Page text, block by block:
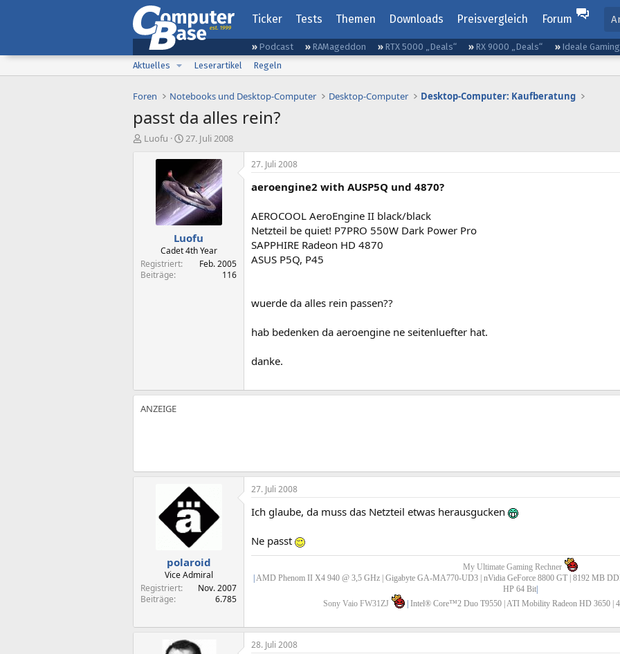
Ticker Tests Themen Downloads Preisvergleich Forum
Podcast RAMageddon RTX 5000 „Deals“ RX 9000 „Deals“ Ideale
Aktuelles
Leserartikel Regeln
Foren Notebooks und Desktop-Computer Desktop-Computer Desktop-Computer: Kaufberatung
passt da alles rein?
ELuofu
E
s
t
e
l
l
t
a
m
27. Juli 2008
Luofu
Cadet 4th Year
Registriert
Feb. 2005
Beiträge
116
27. Juli 2008
aeroengine2 with AUSP5Q und 4870?
AEROCOOL AeroEngine II black/black
Netzteil be quiet! P7PRO 550W Dark Power Pro
SAPPHIRE Radeon HD 4870
ASUS P5Q, P45
wuerde da alles rein passen??
hab bedenken da aeroengine ne seitenluefter hat.
danke.
polaroid
Vice Admiral
Registriert
Nov. 2007
Beiträge
6.785
27. Juli 2008
Ich glaube, da muss das Netzteil etwas herausgucken
Ne passt
My Ultimate Gaming Rechner
| AMD Phenom II X4 940 @ 3,5 GHz | Gigabyte GA-MA770-UD3 | nVidia GeForce 8800 GT | 8192 MB
HP 64 Bit|
Sony Vaio FW31ZJ
|Intel® Core™2 Duo T9550 | ATI Mobility Radeon HD 3650 |
28. Juli 2008